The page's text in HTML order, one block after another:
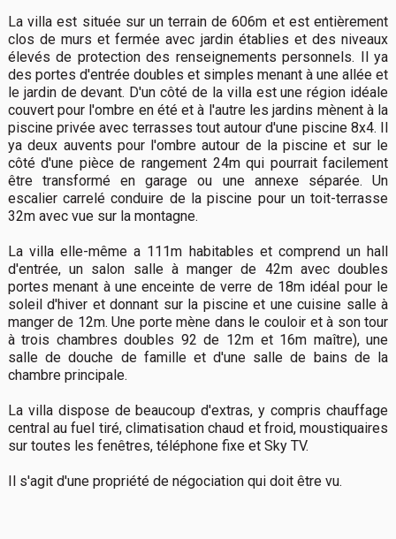
La villa est située sur un terrain de 606m et est entièrement
clos de murs et fermée avec jardin établies et des niveaux
élevés de protection des renseignements personnels. Il ya
des portes d'entrée doubles et simples menant à une allée et
le jardin de devant. D'un côté de la villa est une région idéale
couvert pour l'ombre en été et à l'autre les jardins mènent à la
piscine privée avec terrasses tout autour d'une piscine 8x4. Il
ya deux auvents pour l'ombre autour de la piscine et sur le
côté d'une pièce de rangement 24m qui pourrait facilement
être transformé en garage ou une annexe séparée. Un
escalier carrelé conduire de la piscine pour un toit-terrasse
32m avec vue sur la montagne.
La villa elle-même a 111m habitables et comprend un hall
d'entrée, un salon salle à manger de 42m avec doubles
portes menant à une enceinte de verre de 18m idéal pour le
soleil d'hiver et donnant sur la piscine et une cuisine salle à
manger de 12m. Une porte mène dans le couloir et à son tour
à trois chambres doubles 92 de 12m et 16m maître), une
salle de douche de famille et d'une salle de bains de la
chambre principale.
La villa dispose de beaucoup d'extras, y compris chauffage
central au fuel tiré, climatisation chaud et froid, moustiquaires
sur toutes les fenêtres, téléphone fixe et Sky TV.
Il s'agit d'une propriété de négociation qui doit être vu.